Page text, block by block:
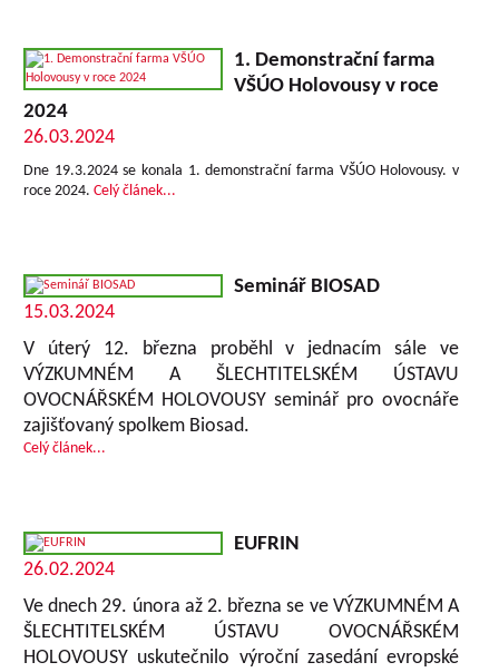
1. Demonstrační farma
VŠÚO Holovousy v roce
2024
26.03.2024
Dne 19.3.2024 se konala 1. demonstrační farma VŠÚO Holovousy. v
roce 2024.Celý článek...
Seminář BIOSAD
15.03.2024
V úterý 12. března proběhl v jednacím sále ve
VÝZKUMNÉM A ŠLECHTITELSKÉM ÚSTAVU
OVOCNÁŘSKÉM HOLOVOUSY seminář pro ovocnáře
zajišťovaný spolkem Biosad.
Celý článek...
EUFRIN
26.02.2024
Ve dnech 29. února až 2. března se ve VÝZKUMNÉM A
ŠLECHTITELSKÉM ÚSTAVU OVOCNÁŘSKÉM
HOLOVOUSY uskutečnilo výroční zasedání evropské